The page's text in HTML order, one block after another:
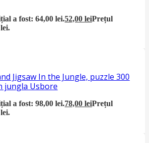
a fost: 64,00 lei.52,00leiPrețul
Jigsaw In the Jungle, puzzle 300
jungla Usbore
a fost: 98,00 lei.78,00leiPrețul